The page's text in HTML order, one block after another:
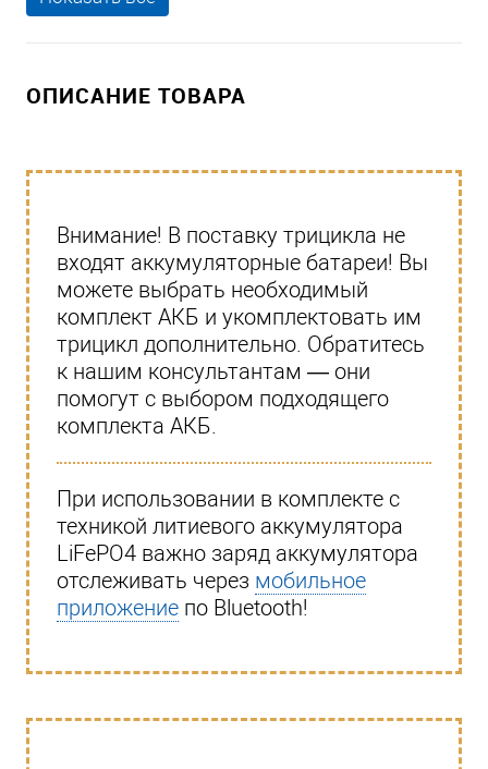
ОПИСАНИЕ ТОВАРА
Внимание! В поставку трицикла не
входят аккумуляторные батареи! Вы
можете выбрать необходимый
комплект АКБ и укомплектовать им
трицикл дополнительно. Обратитесь
к нашим консультантам — они
помогут с выбором подходящего
комплекта АКБ.
При использовании в комплекте с
техникой литиевого аккумулятора
LiFePO4 важно заряд аккумулятора
отслеживать через мобильное
приложение по Bluetooth!